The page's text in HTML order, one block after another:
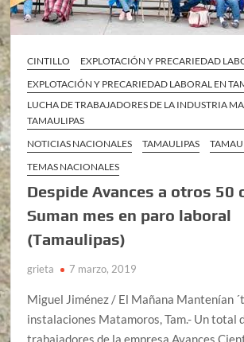
CINTILLO
EXPLOTACIÓN Y PRECARIEDAD
EXPLOTACIÓN Y PRECARIEDAD LABORAL EN
LUCHA DE TRABAJADORES DE LA INDUSTRIA
TAMAULIPAS
NOTICIAS NACIONALES
TAMAULIPAS
TEMAS NACIONALES
Despide Avances a otros 50
Suman mes en paro laboral
(Tamaulipas)
grieta 7 marzo, 2019
Miguel Jiménez / El Mañana Mantenían
instalaciones Matamoros, Tam.- Un total
trabajadores de la empresa Avances